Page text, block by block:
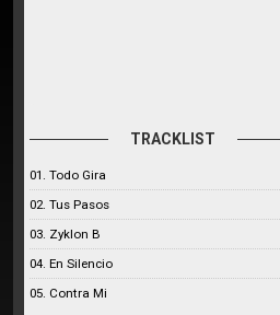
TRACKLIST
01. Todo Gira
02. Tus Pasos
03. Zyklon B
04. En Silencio
05. Contra Mi